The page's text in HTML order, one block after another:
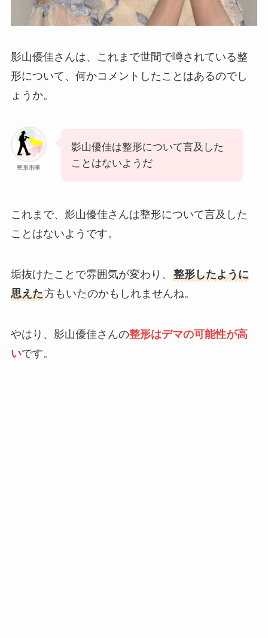
影山優佳さんは、これまで世間で噂されている整
形について、何かコメントしたことはあるのでし
ょうか。
整形刑事
影山優佳は整形について言及した
ことはないようだ
これまで、影山優佳さんは整形について言及した
ことはないようです。
垢抜けたことで雰囲気が変わり、 整形したように
思えた方もいたのかもしれませんね。
やはり、影山優佳さんの整形はデマの可能性が高
いです。